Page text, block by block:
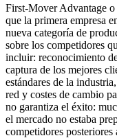
First-Mover Advantage
que la primera empresa
nueva categoría de
sobre los competidores
incluir: reconocimiento
captura de los mejores
estándares de la
red y costes de cambio
no garantiza el éxito:
el mercado no estaba
competidores posteriores